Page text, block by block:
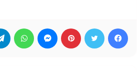
فيسبوك تويتر بينتيريست ماسنجر